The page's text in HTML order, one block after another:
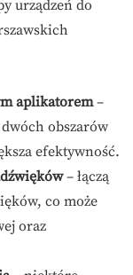
urządzeń do
aplikatorem–
obszarów
efektywność.
– łączą
co może
oraz